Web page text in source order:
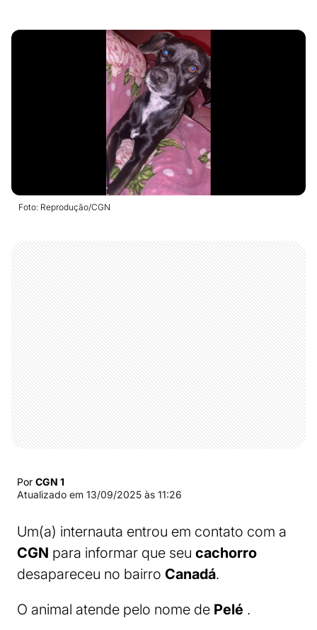
Foto: Reprodução/CGN
Por CGN 1
Atualizado em 13/09/2025 às 11:26
Um(a) internauta entrou em contato com a
CGN para informar que seu cachorro
desapareceu no bairro Canadá.
O animal atende pelo nome de Pelé .